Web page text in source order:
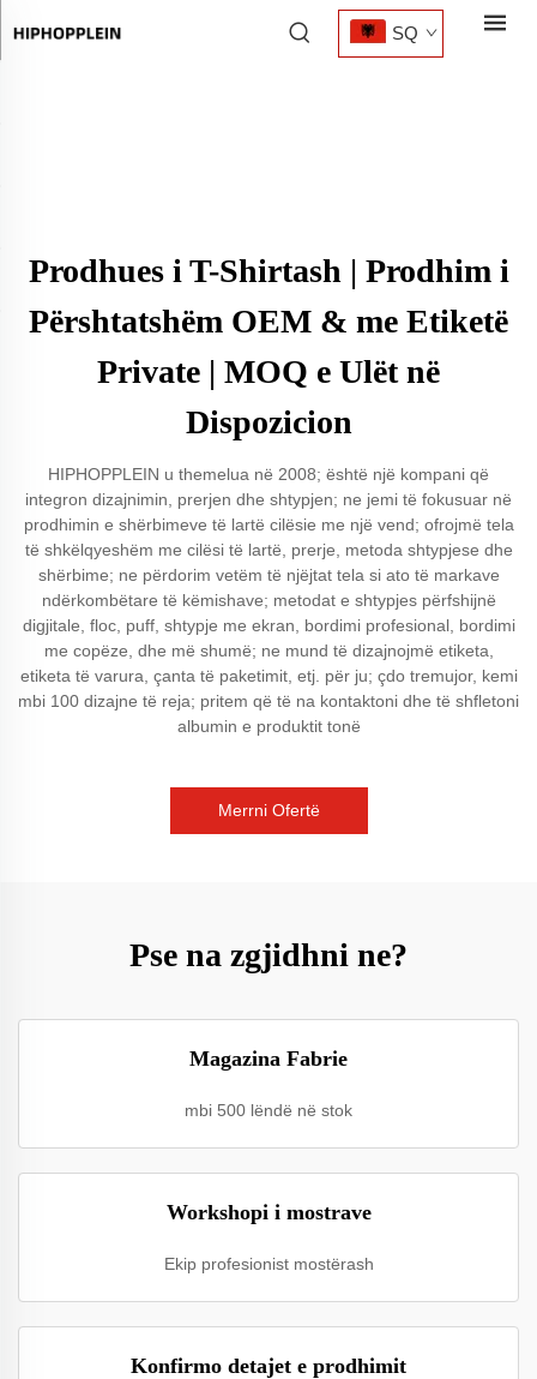
SQ
Prodhues i T-Shirtash | Prodhim i
Përshtatshëm OEM & me Etiketë
Private | MOQ e Ulët në
Dispozicion
HIPHOPPLEIN u themelua në 2008; është një kompani që
integron dizajnimin, prerjen dhe shtypjen; ne jemi të fokusuar në
prodhimin e shërbimeve të lartë cilësie me një vend; ofrojmë tela
të shkëlqyeshëm me cilësi të lartë, prerje, metoda shtypjese dhe
shërbime; ne përdorim vetëm të njëjtat tela si ato të markave
ndërkombëtare të këmishave; metodat e shtypjes përfshijnë
digjitale, floc, puff, shtypje me ekran, bordimi profesional, bordimi
me copëze, dhe më shumë; ne mund të dizajnojmë etiketa,
etiketa të varura, çanta të paketimit, etj. për ju; çdo tremujor, kemi
mbi 100 dizajne të reja; pritem që të na kontaktoni dhe të shfletoni
albumin e produktit tonë
Merrni Ofertë
Pse na zgjidhni ne?
Magazina Fabrie
mbi 500 lëndë në stok
Workshopi i mostrave
Ekip profesionist mostërash
Konfirmo detajet e prodhimit